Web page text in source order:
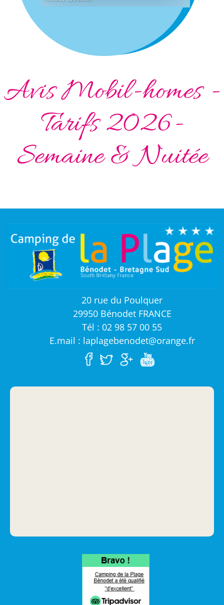
Avis Mobil-homes -
Tarifs 2026-
Semaine & Nuitée
20 rue du Poulquer
29950 Bénodet FRANCE
Tél : 02 98 57 00 55
E.mail : laplagebenodet@orange.fr